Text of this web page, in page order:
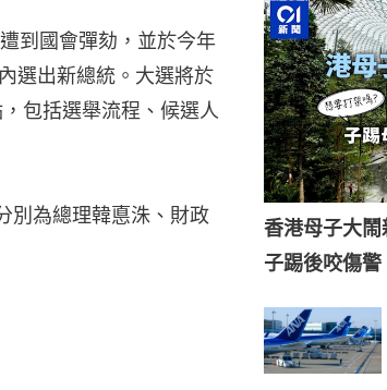
到國會彈劾，並於今年
選出新總統。大選將於
包括選舉流程、候選人
別為總理韓悳洙、財政
香港母子大
子踢後咬傷